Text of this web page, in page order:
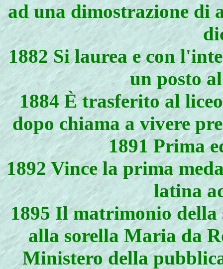
ad una dimostrazione di
1882 Si laurea e con
un posto
1884 È trasferito al
dopo chiama a vivere
1891 Prima
1892 Vince la prima
latina
1895 Il matrimonio della
alla sorella Maria da
Ministero della